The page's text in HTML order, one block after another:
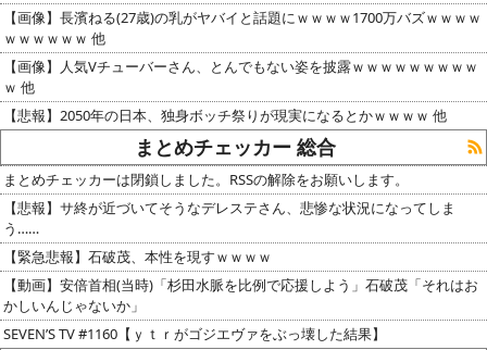
【画像】長濱ねる(27歳)の乳がヤバイと話題にｗｗｗｗ1700万バズｗｗｗｗ
ｗｗｗｗｗｗ 他
【画像】人気Vチューバーさん、とんでもない姿を披露ｗｗｗｗｗｗｗｗｗ
ｗ 他
【悲報】2050年の日本、独身ボッチ祭りが現実になるとかｗｗｗｗ 他
まとめチェッカー 総合
まとめチェッカーは閉鎖しました。RSSの解除をお願いします。
【悲報】サ終が近づいてそうなデレステさん、悲惨な状況になってしま
う……
【緊急悲報】石破茂、本性を現すｗｗｗｗ
【動画】安倍首相(当時)「杉田水脈を比例で応援しよう」石破茂「それはお
かしいんじゃないか」
SEVEN’S TV #1160【ｙｔｒがゴジエヴァをぶっ壊した結果】